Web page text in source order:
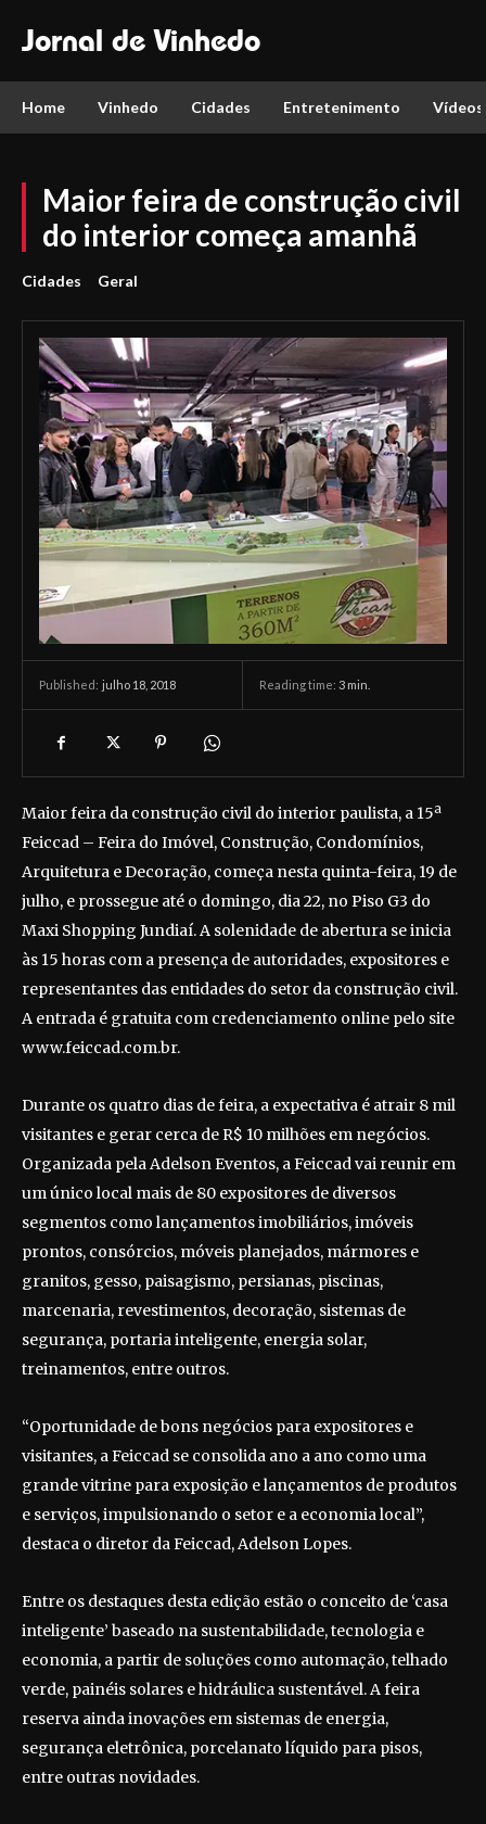
Jornal de Vinhedo
Home Vinhedo Cidades Entretenimento Vídeos
Maior feira de construção civil
do interior começa amanhã
Cidades Geral
Published: julho 18, 2018 Reading time: 3 min.
Maior feira da construção civil do interior paulista, a 15ª
Feiccad – Feira do Imóvel, Construção, Condomínios,
Arquitetura e Decoração, começa nesta quinta-feira, 19 de
julho, e prossegue até o domingo, dia 22, no Piso G3 do
Maxi Shopping Jundiaí. A solenidade de abertura se inicia
às 15 horas com a presença de autoridades, expositores e
representantes das entidades do setor da construção civil.
A entrada é gratuita com credenciamento online pelo site
www.feiccad.com.br.
Durante os quatro dias de feira, a expectativa é atrair 8 mil
visitantes e gerar cerca de R$ 10 milhões em negócios.
Organizada pela Adelson Eventos, a Feiccad vai reunir em
um único local mais de 80 expositores de diversos
segmentos como lançamentos imobiliários, imóveis
prontos, consórcios, móveis planejados, mármores e
granitos, gesso, paisagismo, persianas, piscinas,
marcenaria, revestimentos, decoração, sistemas de
segurança, portaria inteligente, energia solar,
treinamentos, entre outros.
“Oportunidade de bons negócios para expositores e
visitantes, a Feiccad se consolida ano a ano como uma
grande vitrine para exposição e lançamentos de produtos
e serviços, impulsionando o setor e a economia local”,
destaca o diretor da Feiccad, Adelson Lopes.
Entre os destaques desta edição estão o conceito de ‘casa
inteligente’ baseado na sustentabilidade, tecnologia e
economia, a partir de soluções como automação, telhado
verde, painéis solares e hidráulica sustentável. A feira
reserva ainda inovações em sistemas de energia,
segurança eletrônica, porcelanato líquido para pisos,
entre outras novidades.